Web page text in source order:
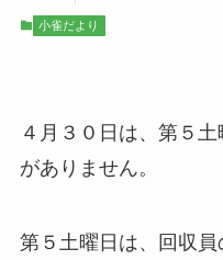
小雀だより
４月３０日は、第５
がありません。
第５土曜日は、回収